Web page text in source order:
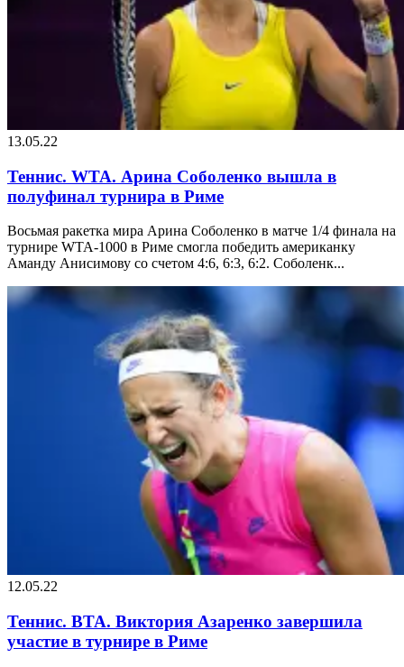
13.05.22
Теннис. WTA. Арина Соболенко вышла в
полуфинал турнира в Риме
Восьмая ракетка мира Арина Соболенко в матче 1/4 финала на
турнире WTA-1000 в Риме смогла победить американку
Аманду Анисимову со счетом 4:6, 6:3, 6:2. Соболенк...
12.05.22
Теннис. ВТА. Виктория Азаренко завершила
участие в турнире в Риме